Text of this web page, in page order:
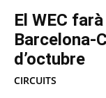
El WEC
Barcelona-
d’octubre
CIRCUITS